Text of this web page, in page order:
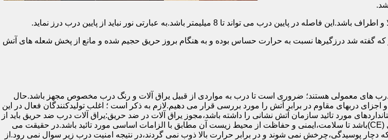
که گفته شد درزگیرها نسبت به حرارت حساس بوده و به هنگام بروز حریق حجیم شده و مانع از پخش شعله های آتش
های معمولی هستند؛ ضروری است تا درب به مواردی از قبیل یراق آلات و رنگ درب مخصوص مجهز باشد.حال
دربهای مقاوم در برابر آتش را مورد بررسی قرار می دهیم.لازم به ذکر است ؛ اغلب تولیدکنندگان فعال در این
مورد تائید سازمان آتش نشانی را داشته باشد،مجوز یراق آلات در ضد حریق:یراق آلات درب ضد حریق باید از
مقاومت بالایی برخوردار باشند:لولای در ضد حریق :لولای این درب ها باید دارای نشان سی ای (CE)باشد تا سلامت،ایمنی و حفاظت از محیط زیست آن مطابق با الزامات اساسی مورد تائید باشد.در حقیقت می
پوسیدگی،چرخش نمی شوند و در برابر حرارت بالا ذوب نمی گردند،در نتیجه امنیت درب زیر سوال نمی رود.از